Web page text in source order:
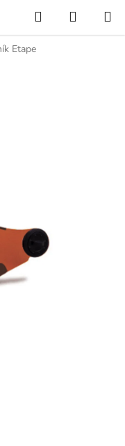
Hledat
Etape
5 hvězdiček.